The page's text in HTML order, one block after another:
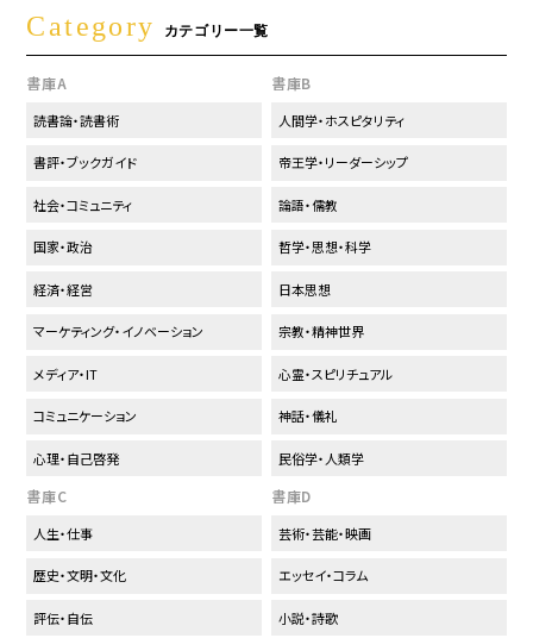
Category カテゴリー一覧
書庫A
読書論・読書術
書評・ブックガイド
社会・コミュニティ
国家・政治
経済・経営
マーケティング・イノベーション
メディア・IT
コミュニケーション
心理・自己啓発
書庫B
人間学・ホスピタリティ
帝王学・リーダーシップ
論語・儒教
哲学・思想・科学
日本思想
宗教・精神世界
心霊・スピリチュアル
神話・儀礼
民俗学・人類学
書庫C
人生・仕事
歴史・文明・文化
評伝・自伝
書庫D
芸術・芸能・映画
エッセイ・コラム
小説・詩歌